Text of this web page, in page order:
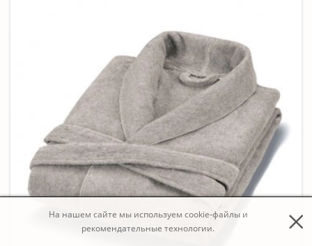
На нашем сайте мы используем cookie-файлы и
рекомендательные технологии.